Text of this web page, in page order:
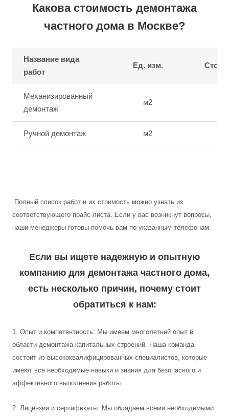
Какова стоимость демонтажа
частного дома в Москве?
Название вида
работ
Ед. изм.
Механизированный
демонтаж
м2
Ручной демонтаж м2
Полный список работ и их стоимость можно узнать из
соответствующего прайс-листа. Если у вас возникнут вопросы,
наши менеджеры готовы помочь вам по указанным телефонам.
Если вы ищете надежную и опытную
компанию для демонтажа частного дома,
есть несколько причин, почему стоит
обратиться к нам:
1. Опыт и компетентность: Мы имеем многолетний опыт в
области демонтажа капитальных строений. Наша команда
состоит из высококвалифицированных специалистов, которые
имеют все необходимые навыки и знания для безопасного и
эффективного выполнения работы.
2. Лицензии и сертификаты: Мы обладаем всеми необходимыми